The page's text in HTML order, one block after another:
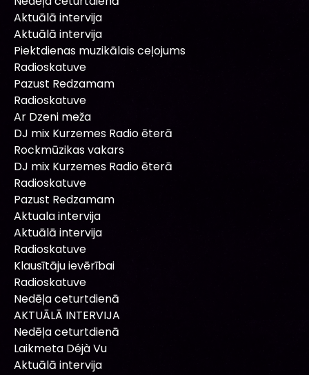
Aktuālā intervija
Aktuālā intervija
Piektdienas muzikālais ceļojums
Radioskatuve
Pazust Redzamam
Radioskatuve
Ar Dzeni meža
DJ mix Kurzemes Radio ēterā
Rockmūzikas vakars
DJ mix Kurzemes Radio ēterā
Radioskatuve
Pazust Redzamam
Aktuala intervija
Aktuālā intervija
Radioskatuve
Klausītāju ievērībai
Radioskatuve
Nedēļa ceturtdienā
AKTUĀLĀ INTERVIJA
Nedēļa ceturtdienā
Laikmeta Déjà Vu
Aktuālā intervija